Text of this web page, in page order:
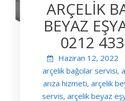
ARÇELİK
BEYAZ
0212
Haziran 12, 2022
arçelik bağcılar servisi,
arıza hizmeti, arçelik
servis, arçelik beyaz